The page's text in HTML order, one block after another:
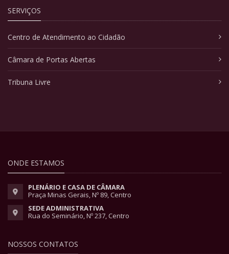
SERVIÇOS
Centro de Atendimento ao Cidadão
Câmara de Portas Abertas
Tribuna Livre
ONDE ESTAMOS
PLENÁRIO E CASA DE CÂMARA
Praça Minas Gerais, Nº 89, Centro
SEDE ADMINISTRATIVA
Rua do Seminário, Nº 237, Centro
NOSSOS CONTATOS